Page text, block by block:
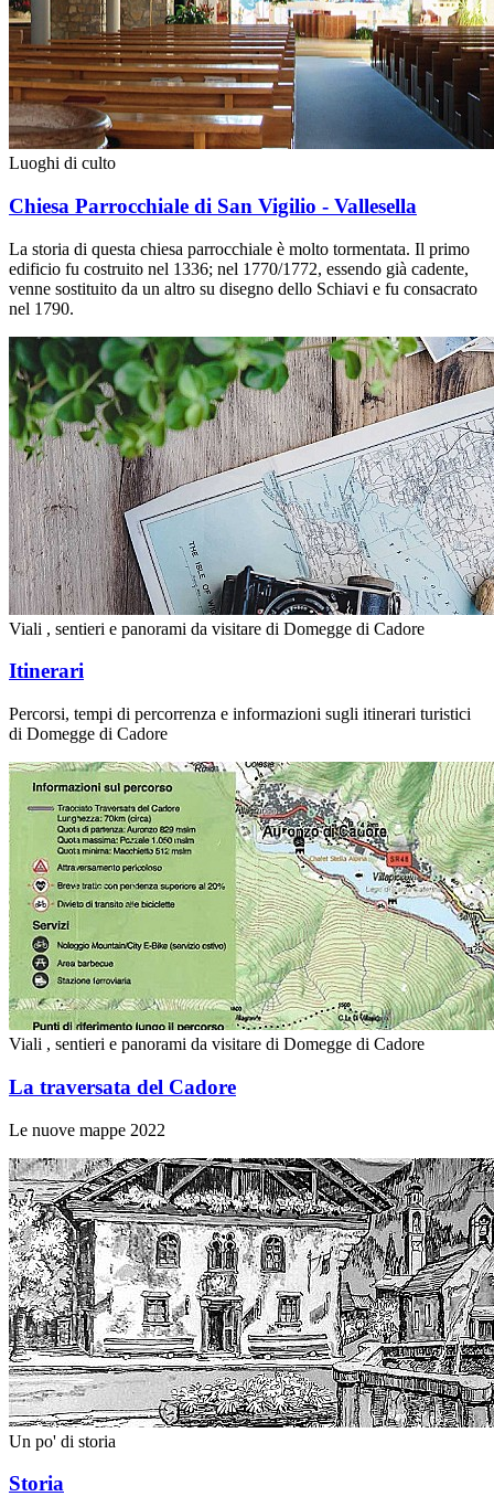
Luoghi di culto
Chiesa Parrocchiale di San Vigilio - Vallesella
La storia di questa chiesa parrocchiale è molto tormentata. Il primo
edificio fu costruito nel 1336; nel 1770/1772, essendo già cadente,
venne sostituito da un altro su disegno dello Schiavi e fu consacrato
nel 1790.
Viali , sentieri e panorami da visitare di Domegge di Cadore
Itinerari
Percorsi, tempi di percorrenza e informazioni sugli itinerari turistici
di Domegge di Cadore
Viali , sentieri e panorami da visitare di Domegge di Cadore
La traversata del Cadore
Le nuove mappe 2022
Un po' di storia
Storia